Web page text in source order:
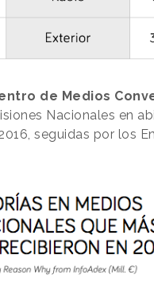
de Medios
Nacionales en
seguidas por los